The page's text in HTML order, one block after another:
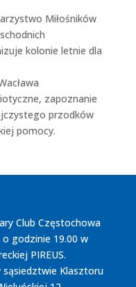
Miłośników
kolonie letnie dla
zapoznanie
przodków
pomocy.
Club Częstochowa
godzinie 19.00 w
PIREUS.
Klasztoru